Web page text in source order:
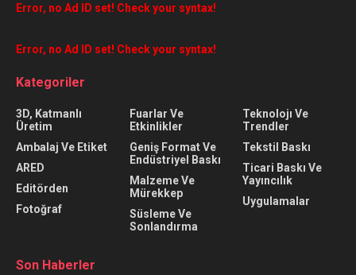
Error, no Ad ID set! Check your syntax!
Error, no Ad ID set! Check your syntax!
Kategoriler
3D, Katmanlı
Üretim
Ambalaj Ve Etiket
ARED
Editörden
Fotoğraf
Fuarlar Ve
Etkinlikler
Geniş Format Ve
Endüstriyel Baskı
Malzeme Ve
Mürekkep
Süsleme Ve
Sonlandırma
Teknolojı Ve
Trendler
Tekstil Baskı
Ticari Baskı Ve
Yayıncılık
Uygulamalar
Son Haberler